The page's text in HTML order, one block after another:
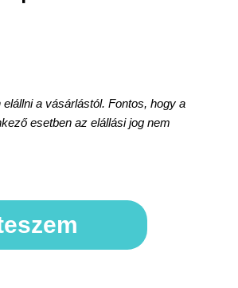
a vásárlástól. Fontos, hogy a
esetben az elállási jog nem